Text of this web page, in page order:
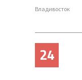
Владивосток
24